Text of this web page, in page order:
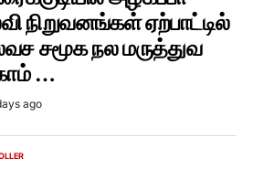
நிறுவனங்கள் ஏற்பாட்டில்
சமூக நல மருத்துவ
…
ago